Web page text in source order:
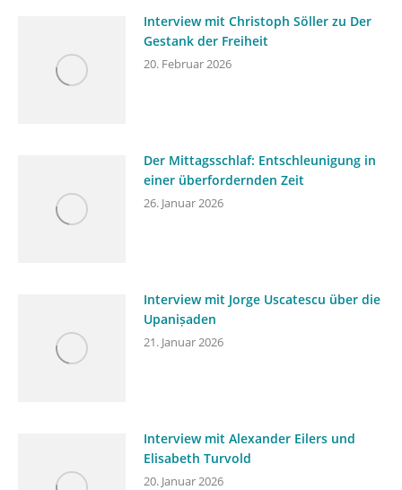
Interview mit Christoph Söller zu Der
Gestank der Freiheit
20. Februar 2026
Der Mittagsschlaf: Entschleunigung in
einer überfordernden Zeit
26. Januar 2026
Interview mit Jorge Uscatescu über die
Upaniṣaden
21. Januar 2026
Interview mit Alexander Eilers und
Elisabeth Turvold
20. Januar 2026